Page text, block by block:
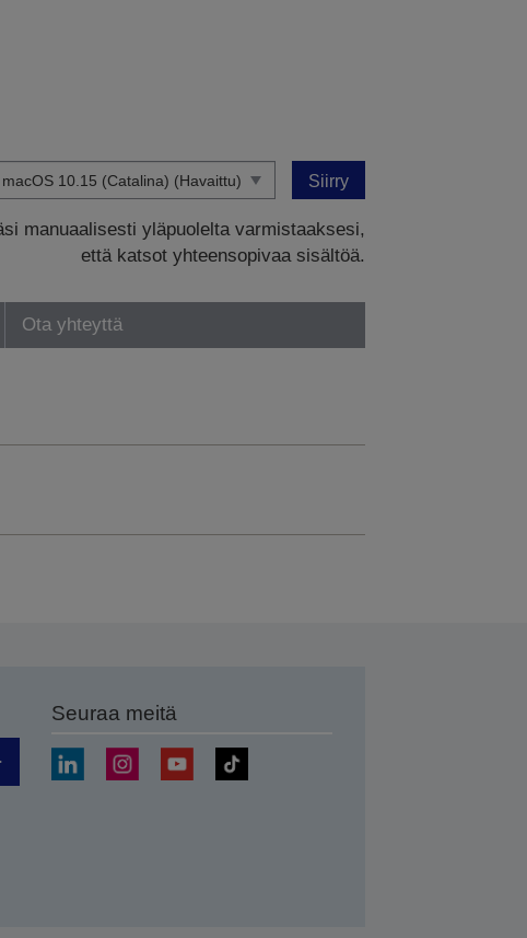
Siirry
manuaalisesti yläpuolelta varmistaaksesi,
että katsot yhteensopivaa sisältöä.
Ota yhteyttä
Seuraa meitä